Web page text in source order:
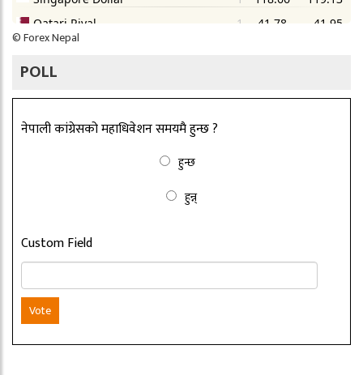
©Forex Nepal
POLL
नेपाली कांग्रेसको महाधिवेशन समयमै हुन्छ ?
हुन्छ
हुन्न्
Custom Field
Vote